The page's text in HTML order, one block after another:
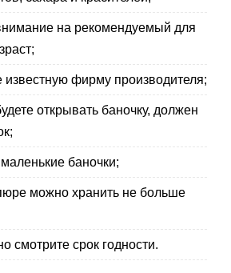
на рекомендуемый для
известную фирму производителя;
открывать баночку, должен
баночки;
можно хранить не больше
смотрите срок годности.